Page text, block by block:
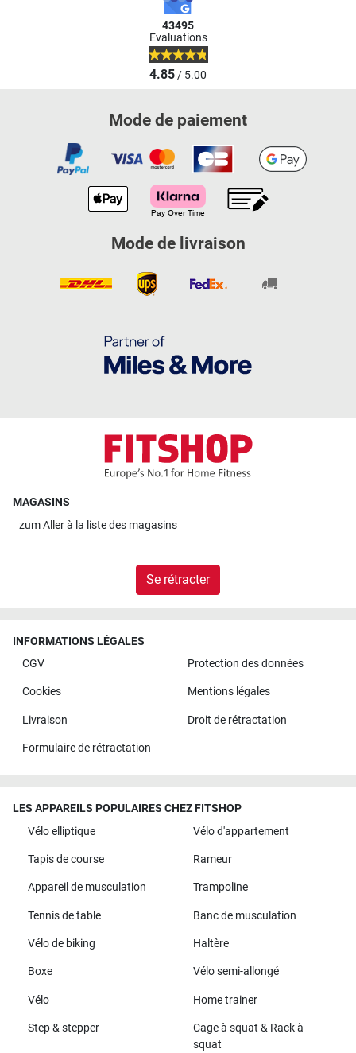
43495
Evaluations
4.85/ 5.00
Mode de paiement
Mode de livraison
MAGASINS
zumAller à la liste des magasins
Se rétracter
INFORMATIONS LÉGALES
CGV
Protection des données
Cookies Mentions légales
Livraison Droit de rétractation
Formulaire de rétractation
LES APPAREILS POPULAIRES CHEZ FITSHOP
Vélo elliptique
Vélo d'appartement
Tapis de course Rameur
Appareil de musculation Trampoline
Tennis de table Banc de musculation
Vélo de biking Haltère
Boxe Vélo semi-allongé
Vélo Home trainer
Step & stepper
Cage à squat & Rack à
squat